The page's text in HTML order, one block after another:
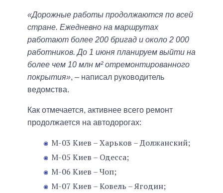
«Дорожные работы продолжаются по всей
стране. Ежедневно на маршрутах
работают более 200 бригад и около 2 000
работников. До 1 июня планируем выйти на
более чем 10 млн м² отремонтированного
покрытия», – написал руководитель
ведомства.
Как отмечается, активнее всего ремонт
продолжается на автодорогах:
М-03 Киев – Харьков – Должанский;
М-05 Киев – Одесса;
М-06 Киев – Чоп;
М-07 Киев – Ковель – Ягодин;